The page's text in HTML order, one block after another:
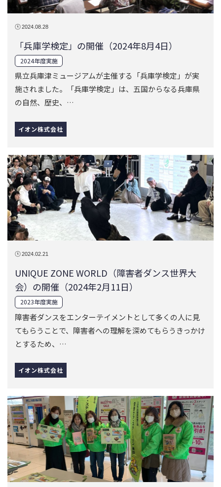
2024.08.28
「兵庫学検定」の開催（2024年8月4日）
2024年度実施
県立兵庫津ミュージアムが主催する「兵庫学検定」が実
施されました。「兵庫学検定」は、五国からなる兵庫県
の自然、歴史、…
イオン株式会社
2024.02.21
UNIQUE ZONE WORLD（障害者ダンス世界大
会）の開催（2024年2月11日）
2023年度実施
障害者ダンスをエンターテイメントとして多くの人に見
てもらうことで、障害者への理解を深めてもらうきっかけ
とするため、…
イオン株式会社